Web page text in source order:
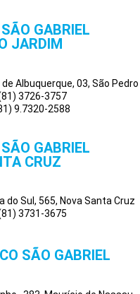
GABRIEL
JARDIM
Albuquerque, 03, São Pedro
3726-3757
9.7320-2588
GABRIEL
CRUZ
do Sul, 565, Nova Santa Cruz
3731-3675
SÃO GABRIEL